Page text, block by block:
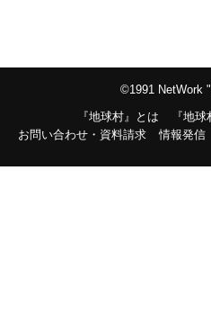
©1991 NetWork
『地球村』とは
『地
お問い合わせ・資料請求
情報発信